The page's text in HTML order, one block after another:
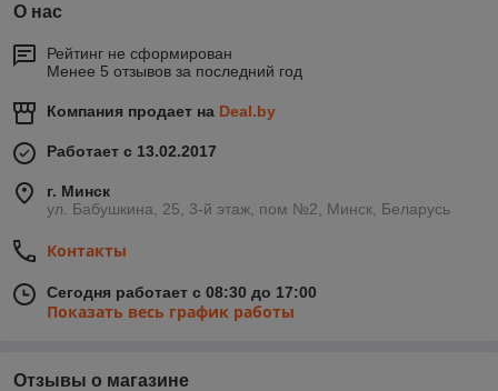
О нас
Рейтинг не сформирован
Менее 5 отзывов за последний год
Компания продает на Deal.by
Работает с 13.02.2017
г. Минск
ул. Бабушкина, 25, 3-й этаж, пом №2, Минск, Беларусь
Контакты
Сегодня работает с 08:30 до 17:00
Показать весь график работы
Отзывы о магазине